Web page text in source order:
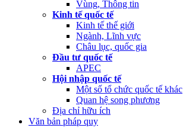
Vùng, Thông tin
Kinh tế quốc tế
Kinh tế thế giới
Ngành, Lĩnh vực
Châu lục, quốc gia
Đầu tư quốc tế
APEC
Hội nhập quốc tế
Một số tổ chức quốc tế khác
Quan hệ song phương
Địa chỉ hữu ích
Văn bản pháp quy